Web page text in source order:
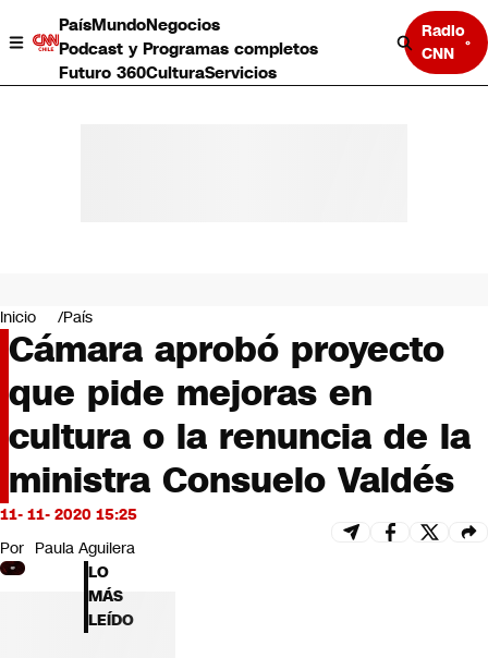
PaísMundoNegocios
Podcast y Programas completos
Futuro 360CulturaServicios
Radio
CNN
Negocios
Deportes
Programas completos
Cultura
Servicios
Bits
CNN tiempo
Futuro 360
Inicio País
Cámara aprobó proyecto
que pide mejoras en
cultura o la renuncia de la
ministra Consuelo Valdés
11- 11- 2020 15:25
Por Paula Aguilera
LO
MÁS
LEÍDO